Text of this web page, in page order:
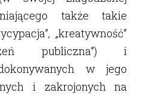
także takie
„kreatywność”
publiczna”) i
w jego
i zakrojonych na